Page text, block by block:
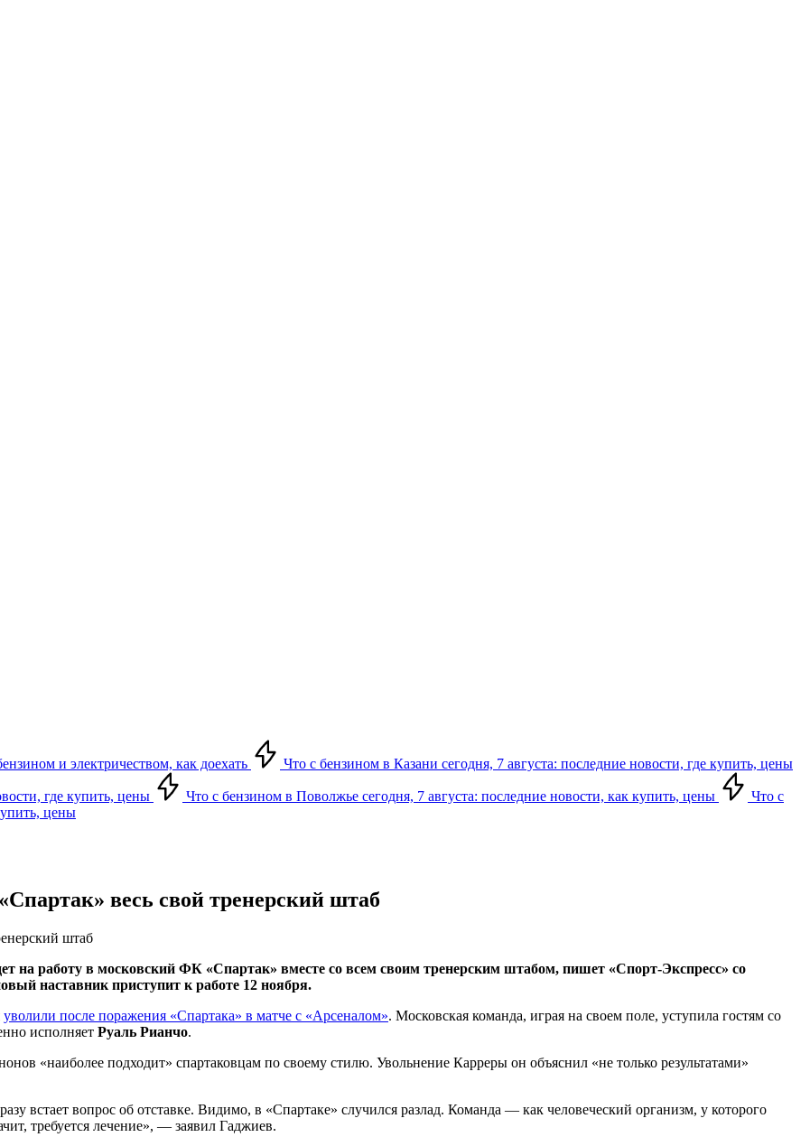
и электричеством, как доехать Что с бензином в Казани сегодня, 7 августа: последние новости, где купить, цены
где купить, цены Что с бензином в Поволжье сегодня, 7 августа: последние новости, как купить, цены
Что с
цены
весь свой тренерский штаб
штаб
на работу в московский ФК «Спартак» вместе со всем своим тренерским штабом, пишет «Спорт-Экспресс» со
наставник приступит к работе 12 ноября.
уволили после поражения «Спартака» в матче с «Арсеналом». Московская команда, играя на своем поле, уступила гостям со
исполняет Руаль Рианчо.
«наиболее подходит» спартаковцам по своему стилю. Увольнение Карреры он объяснил «не только результатами»
встает вопрос об отставке. Видимо, в «Спартаке» случился разлад. Команда — как человеческий организм, у которого
требуется лечение», — заявил Гаджиев.